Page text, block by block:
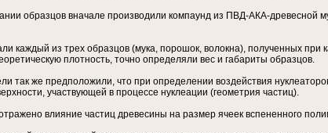
образцов вначале производили компаунд из ПВД-АКА-древесной
каждый из трех образцов (мука, порошок, волокна), полученных при
плотность, точно определяли вес и габариты образцов.
так же предположили, что при определении воздействия
участвующей в процессе нуклеации (геометрия частиц).
влияние частиц древесины на размер ячеек вспененного